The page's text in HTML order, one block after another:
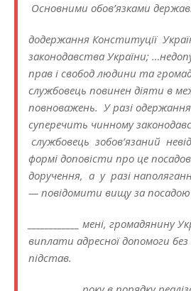
Основними обов’язками
додержання Конституції
законодавства України;
прав і свобод людини та
службовець повинен діяти в
повноважень. У разі
суперечить чинному
службовець зобов’язаний
формі доповісти про це
доручення, а у разі
— повідомити вищу за посадою
____________ мені, громадянину
виплати адресної допомоги
підстав.